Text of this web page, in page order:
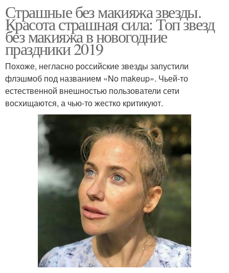
Страшные без макияжа звезды.
Красота страшная сила: Топ звезд
без макияжа в новогодние
праздники 2019
Похоже, негласно российские звезды запустили
флэшмоб под названием «No makeup». Чьей-то
естественной внешностью пользователи сети
восхищаются, а чью-то жестко критикуют.